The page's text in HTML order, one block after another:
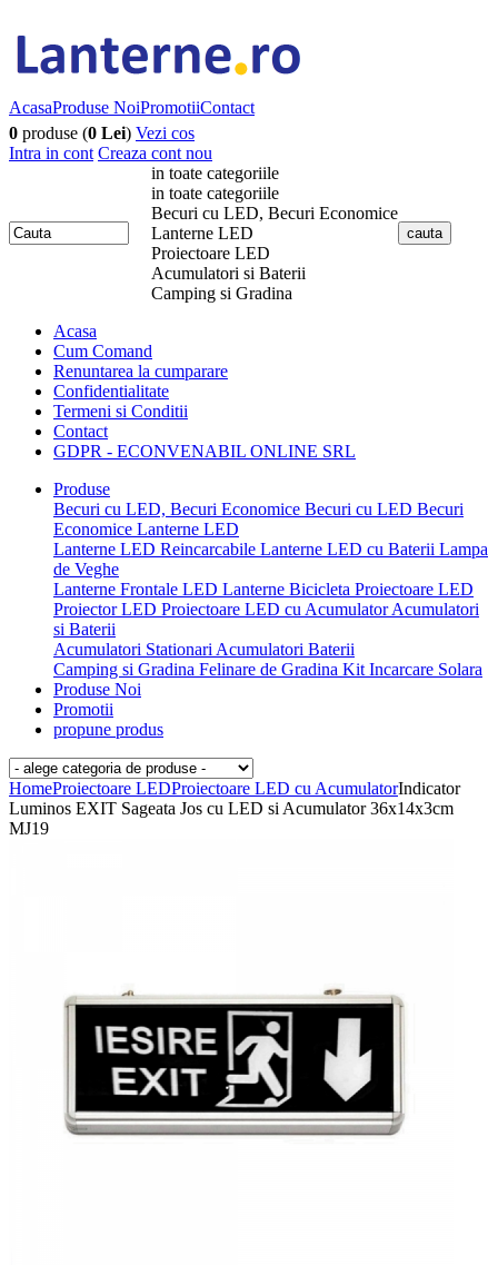
AcasaProduse NoiPromotiiContact
0 produse (0 Lei) Vezi cos
Intra in cont Creaza cont nou
in toate categoriile
in toate categoriile
Becuri cu LED, Becuri Economice
Lanterne LED
Proiectoare LED
Acumulatori si Baterii
Camping si Gradina
Acasa
Cum Comand
Renuntarea la cumparare
Confidentialitate
Termeni si Conditii
Contact
GDPR - ECONVENABIL ONLINE SRL
Produse
Becuri cu LED, Becuri Economice Becuri cu LED Becuri
Economice Lanterne LED
Lanterne LED Reincarcabile Lanterne LED cu Baterii Lampa
de Veghe
Lanterne Frontale LED Lanterne Bicicleta Proiectoare LED
Proiector LED Proiectoare LED cu AcumulatorAcumulatori
si Baterii
Acumulatori Stationari Acumulatori Baterii
Camping si Gradina Felinare de Gradina Kit Incarcare Solara
Produse Noi
Promotii
propune produs
HomeProiectoare LEDProiectoare LED cu AcumulatorIndicator
Luminos EXIT Sageata Jos cu LED si Acumulator 36x14x3cm
MJ19